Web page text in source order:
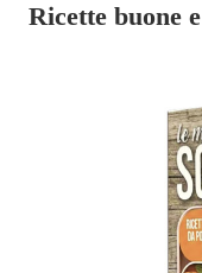
Ricette buone